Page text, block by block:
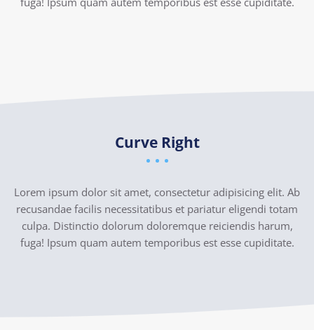
Curve Right
Lorem ipsum dolor sit amet, consectetur adipisicing elit. Ab
recusandae facilis necessitatibus et pariatur eligendi totam
culpa. Distinctio dolorum doloremque reiciendis harum,
fuga! Ipsum quam autem temporibus est esse cupiditate.